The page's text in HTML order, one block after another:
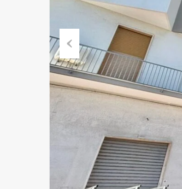
Previous